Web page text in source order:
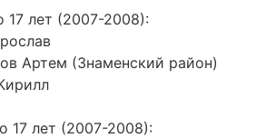
лет (2007-2008):
Артем (Знаменский район)
17 лет (2007-2008):